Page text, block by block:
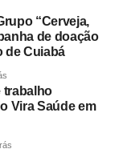
2026, de
Madureira dos
atividades
de Várzea
“Cerveja,
de doação
de Cuiabá
trabalho
Vira Saúde em